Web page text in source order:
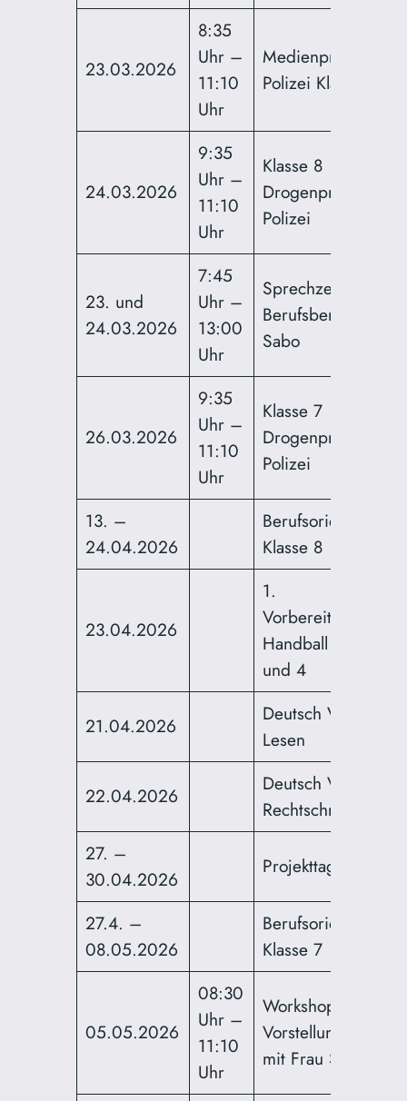
23.03.2026
8:35
Uhr –
11:10
Uhr
Medienprävention
Polizei Klasse 5
24.03.2026
9:35
Uhr –
11:10
Uhr
Klasse 8
Drogenprävention
Polizei
23. und
24.03.2026
7:45
Uhr –
13:00
Uhr
Sprechzeiten
Berufsberatung
Sabo
26.03.2026
9:35
Uhr –
11:10
Uhr
Klasse 7
Drogenprävention
Polizei
13. –
24.04.2026
Berufsorientierung
Klasse 8
23.04.2026
1.
Handball Klasse 3
und 4
21.04.2026
Deutsch Vera 3 –
Lesen
22.04.2026
Deutsch Vera 3 –
Rechtschreibung
27. –
30.04.2026
Projekttage Klasse
27.4. –
08.05.2026
Berufsorientierung
Klasse 7
05.05.2026
08:30
Uhr –
11:10
Uhr
Workshop
mit Frau Sabo